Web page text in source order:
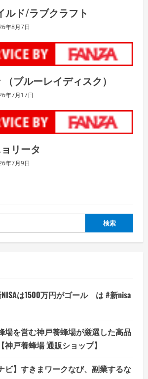
ルド/ラブクラフト
年8月7日
ブルーレイディスク）
年7月17日
リータ
年7月9日
検索
は1500万円がゴール は #新nisa
場を営む神戸養蜂場が厳選した高品
戸養蜂場 通販ショップ】
ビ】すきまワークなび、副業するな